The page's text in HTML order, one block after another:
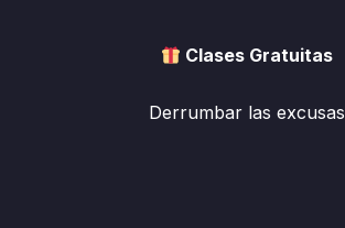
Clases Gratuitas
Derrumbar las excusas